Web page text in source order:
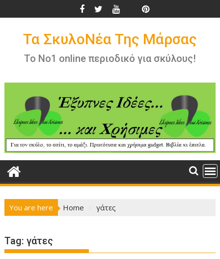
to
Τα ΣκυλοΝέα Της Μάρσας
Το Νο1 online περιοδικό για σκύλους!
You are here Home γάτες
Tag:γάτες